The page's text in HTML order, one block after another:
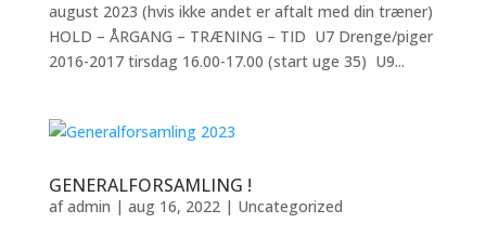
august 2023 (hvis ikke andet er aftalt med din træner)
HOLD – ÅRGANG – TRÆNING – TID U7 Drenge/piger
2016-2017 tirsdag 16.00-17.00 (start uge 35) U9...
GENERALFORSAMLING !
afadmin | aug 16, 2022| Uncategorized